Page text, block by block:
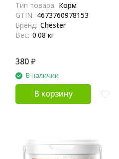
Тип товара: Корм
GTIN: 4673760978153
Бренд: Chester
Вес: 0.08 кг
380₽
В наличии
В корзину